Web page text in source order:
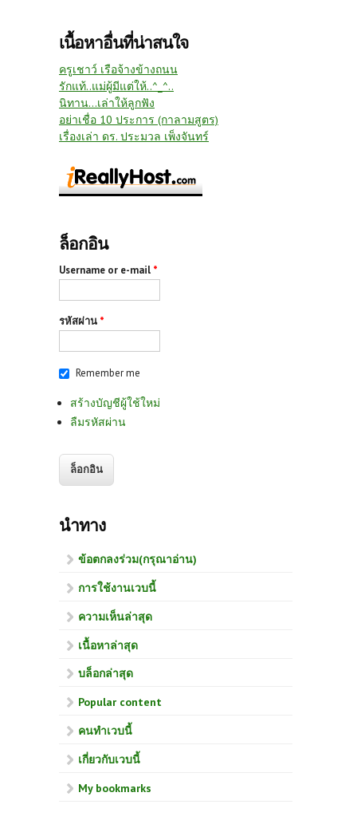
เนื้อหาอื่นที่น่าสนใจ
ครูเชาว์ เรือจ้างข้างถนน
รักแท้..แม่ผู้มีแต่ให้..^_^..
นิทาน...เล่าให้ลูกฟัง
อย่าเชื่อ 10 ประการ (กาลามสูตร)
เรื่องเล่า ดร. ประมวล เพ็งจันทร์
ล็อกอิน
Username or e-mail *
รหัสผ่าน *
Remember me
สร้างบัญชีผู้ใช้ใหม่
ลืมรหัสผ่าน
นำทาง
ข้อตกลงร่วม(กรุณาอ่าน)
การใช้งานเวบนี้
ความเห็นล่าสุด
เนื้อหาล่าสุด
บล็อกล่าสุด
Popular content
คนทำเวบนี้
เกี่ยวกับเวบนี้
My bookmarks